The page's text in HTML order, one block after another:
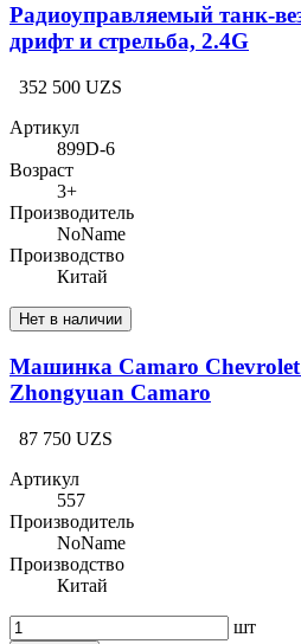
Радиоуправляемый танк-
дрифт и стрельба, 2.4G
352 500 UZS
Артикул
899D-6
Возраст
3+
Производитель
NoName
Производство
Китай
Нет в наличии
Машинка Camaro Chevrolet
Zhongyuan Camaro
87 750 UZS
Артикул
557
Производитель
NoName
Производство
Китай
шт